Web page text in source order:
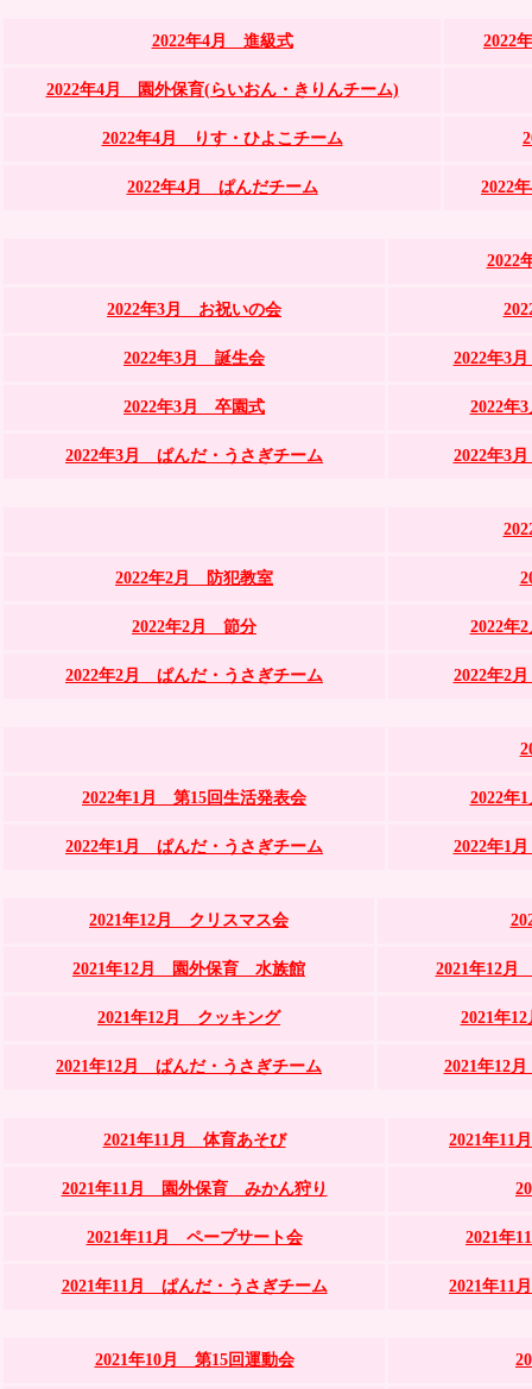
2022年4月 進級式 2022
2022年4月 園外保育(らいおん・きりんチーム)
2022年4月 りす・ひよこチーム
2022年4月 ぱんだチーム 2022
2022
2022年3月 お祝いの会
2022年3月 誕生会 2022年3
2022年3月 卒園式 2022年
2022年3月 ぱんだ・うさぎチーム 2022年3
2022年2月 防犯教室
2022年2月 節分 2022年
2022年2月 ぱんだ・うさぎチーム 2022年2
2022年1月 第15回生活発表会 2022年
2022年1月 ぱんだ・うさぎチーム 2022年1
2021年12月 クリスマス会
2021年12月 園外保育 水族館 2021年12月
2021年12月 クッキング 2021年
2021年12月 ぱんだ・うさぎチーム 2021年12
2021年11月 体育あそび 2021年11
2021年11月 園外保育 みかん狩り
2021年11月 ペープサート会 2021年
2021年11月 ぱんだ・うさぎチーム 2021年11
2021年10月 第15回運動会